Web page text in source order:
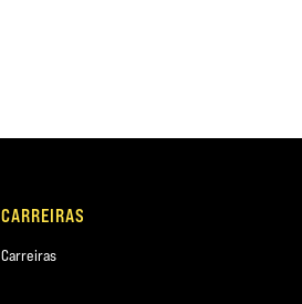
CARREIRAS
Carreiras